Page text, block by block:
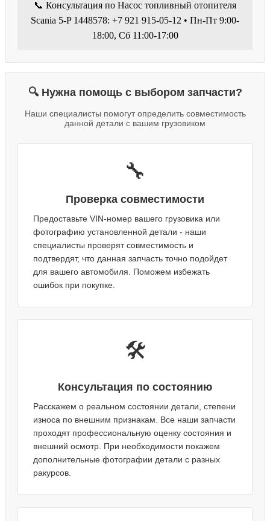
📞 Консультация по Насос топливный отопителя
Scania 5-P 1448578: +7 921 915-05-12 • Пн-Пт 9:00-
18:00, Сб 11:00-17:00
🔍 Нужна помощь с выбором запчасти?
Наши специалисты помогут определить совместимость
данной детали с вашим грузовиком
🔧
Проверка совместимости
Предоставьте VIN-номер вашего грузовика или
фотографию установленной детали - наши
специалисты проверят совместимость и
подтвердят, что данная запчасть точно подойдет
для вашего автомобиля. Поможем избежать
ошибок при покупке.
🛠️
Консультация по состоянию
Расскажем о реальном состоянии детали, степени
износа по внешним признакам. Все наши запчасти
проходят профессиональную оценку состояния и
внешний осмотр. При необходимости покажем
дополнительные фотографии детали с разных
ракурсов.